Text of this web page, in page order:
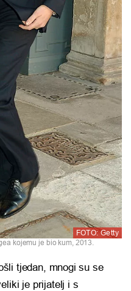
kojemu je bio kum, 2013.
FOTO: Getty
tjedan, mnogi su se
je prijatelj i s